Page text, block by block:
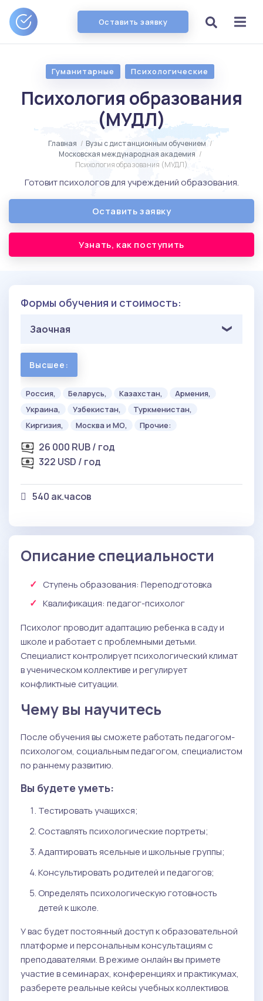
Оставить заявку
Гуманитарные Психологические
Психология образования
(МУДЛ)
Главная / Вузы с дистанционным обучением /
Московская международная академия /
Психология образования (МУДЛ)
Готовит психологов для учреждений образования.
Оставить заявку
Узнать, как поступить
Формы обучения и стоимость:
Заочная
Высшее:
Россия, Беларусь, Казахстан,
Армения,
Украина,
Узбекистан,
Туркменистан,
Киргизия,
Москва и МО, Прочие:
26 000 RUB / год
322 USD / год
540 ак.часов
Описание специальности
Ступень образования: Переподготовка
Квалификация: педагог-психолог
Психолог проводит адаптацию ребенка в саду и
школе и работает с проблемными детьми.
Специалист контролирует психологический климат
в ученическом коллективе и регулирует
конфликтные ситуации.
Чему вы научитесь
После обучения вы сможете работать педагогом-
психологом, социальным педагогом, специалистом
по раннему развитию.
Вы будете уметь:
Тестировать учащихся;
Cоставлять психологические портреты;
Адаптировать ясельные и школьные группы;
Консультировать родителей и педагогов;
Определять психологическую готовность
детей к школе.
У вас будет постоянный доступ к образовательной
платформе и персональным консультациям с
преподавателями. В режиме онлайн вы примете
участие в семинарах, конференциях и практикумах,
разберете реальные кейсы учебных коллективов.